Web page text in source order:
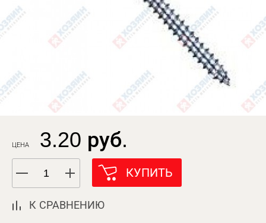
ЦЕНА 3.20 руб.
КУПИТЬ
К СРАВНЕНИЮ